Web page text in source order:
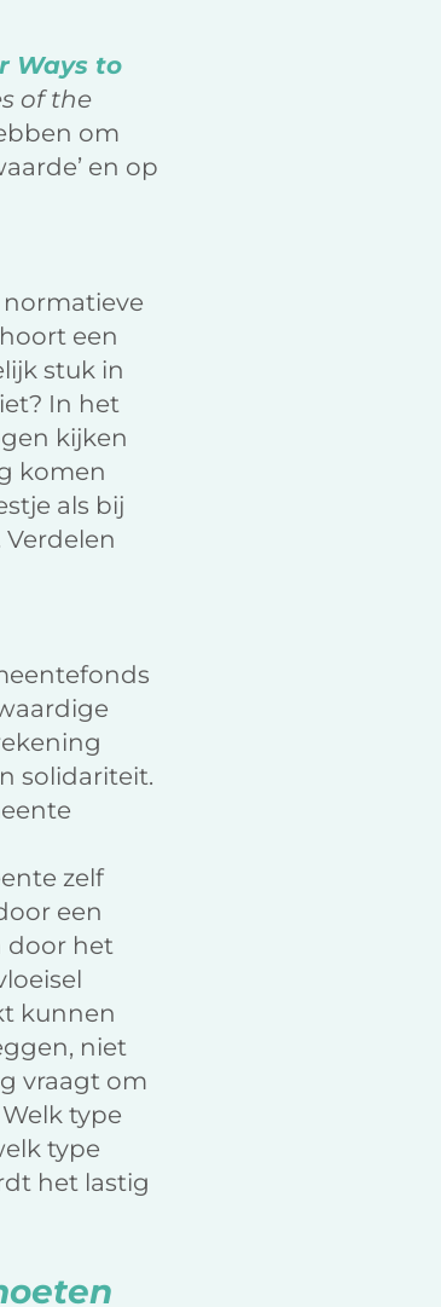
Ways to
of the
om
en op
een
stuk in
In het
kijken
komen
als bij
solidariteit.
zelf
een
door het
kunnen
niet
vraagt om
type
type
het lastig